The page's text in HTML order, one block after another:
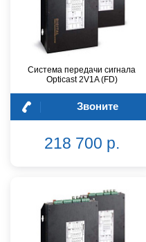
Система передачи сигнала
Opticast 2V1A (FD)
Звоните
218 700 р.